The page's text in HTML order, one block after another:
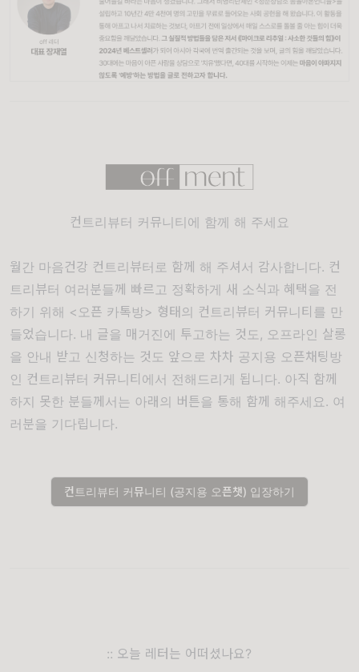
컨트리뷰터 커뮤니티에 함께 해 주세요
월간 마음건강 컨트리뷰터로 함께 해 주셔서 감사합니다. 컨
트리뷰터 여러분들께 빠르고 정확하게 새 소식과 혜택을 전
하기 위해 <오픈 카톡방> 형태의 컨트리뷰터 커뮤니티를 만
들었습니다. 내 글을 매거진에 투고하는 것도, 오프라인 살롱
을 안내 받고 신청하는 것도 앞으로 차차 공지용 오픈채팅방
인 컨트리뷰터 커뮤니티에서 전해드리게 됩니다. 아직 함께
하지 못한 분들께서는 아래의 버튼을 통해 함께 해주세요. 여
러분을 기다립니다.
컨트리뷰터 커뮤니티 (공지용 오픈챗) 입장하기
:: 오늘 레터는 어떠셨나요?